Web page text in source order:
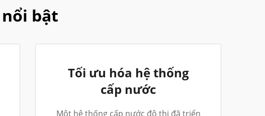
bật
Tối ưu hóa hệ thống
cấp nước
Một hệ thống cấp nước đô thị đã triển